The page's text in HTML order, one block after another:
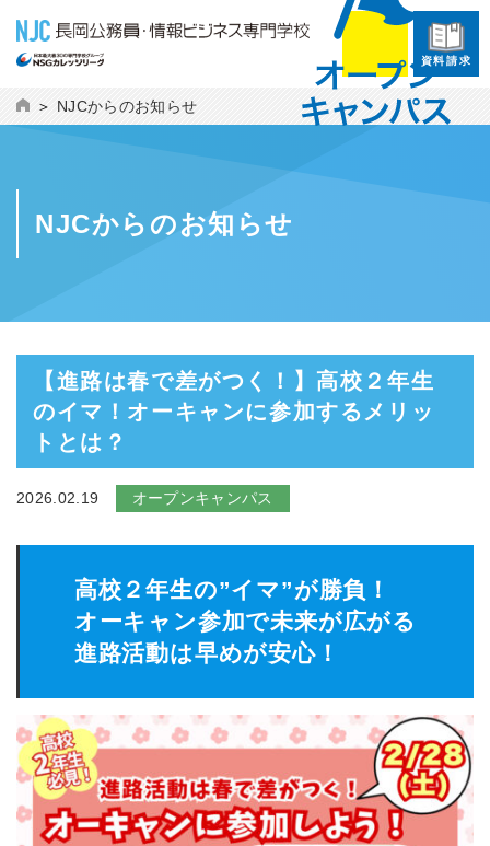
資料請求
NJCからのお知らせ
NJCからのお知らせ
【進路は春で差がつく！】高校２年生
のイマ！オーキャンに参加するメリッ
トとは？
2026.02.19 オープンキャンパス
高校２年生の”イマ”が勝負！
オーキャン参加で未来が広がる
進路活動は早めが安心！